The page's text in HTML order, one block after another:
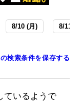
8/10 (月) 8/11 (
の検索条件を保存する
ているようで